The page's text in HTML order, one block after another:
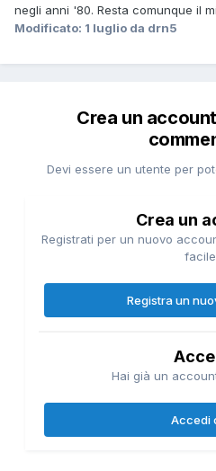
negli anni '80. Resta comunque il
Modificato: 1 luglio da drn5
Crea un
Devi essere un utente per
Crea un
Registrati per un nuovo
Registra un
Hai già un
Accedi